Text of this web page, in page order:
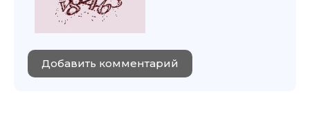
Добавить комментарий